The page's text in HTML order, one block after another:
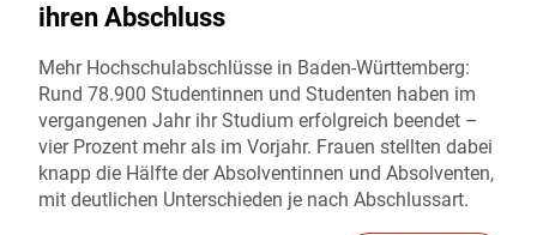
ihren Abschluss
Mehr Hochschulabschlüsse in Baden-Württemberg:
Rund 78.900 Studentinnen und Studenten haben im
vergangenen Jahr ihr Studium erfolgreich beendet –
vier Prozent mehr als im Vorjahr. Frauen stellten dabei
knapp die Hälfte der Absolventinnen und Absolventen,
mit deutlichen Unterschieden je nach Abschlussart.